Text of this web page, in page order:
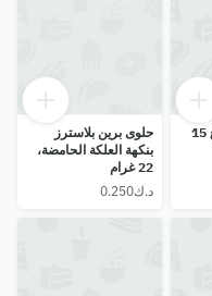
لفائف بولو بالنعناع 15
حلوى برين بلاسترز
بنكهة العلكة الحامضة،
22 غرام